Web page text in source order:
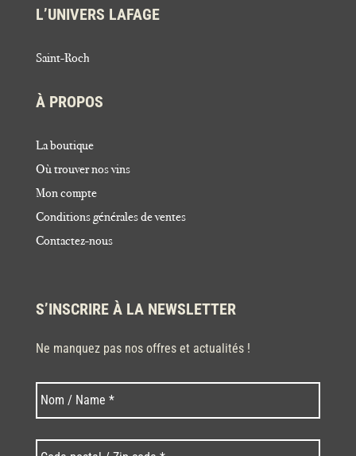
L’UNIVERS LAFAGE
Saint-Roch
À PROPOS
La boutique
Où trouver nos vins
Mon compte
Conditions générales de ventes
Contactez-nous
S’INSCRIRE À LA NEWSLETTER
Ne manquez pas nos offres et actualités !
Nom * Nom